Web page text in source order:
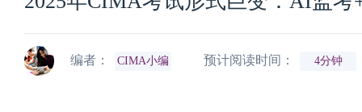
编者： CIMA小编 预计阅读时间： 4分钟